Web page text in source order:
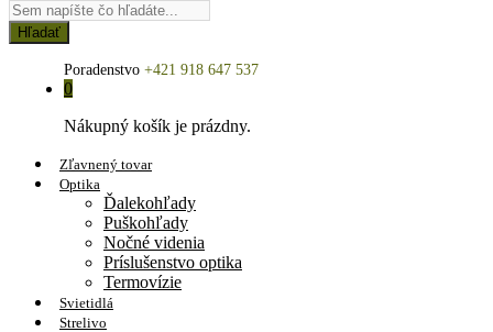
Hľadať
Poradenstvo +421 918 647 537
0
Nákupný košík je prázdny.
Zľavnený tovar
Optika
Ďalekohľady
Puškohľady
Nočné videnia
Príslušenstvo optika
Termovízie
Svietidlá
Strelivo